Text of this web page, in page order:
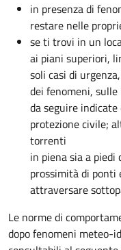
in presenza di
restare nelle
se ti trovi in un
ai piani superiori,
soli casi di
dei fenomeni,
da seguire
protezione civile;
torrenti
in piena sia a piedi
prossimità di
attraversare
Le norme di
dopo fenomeni meteo-